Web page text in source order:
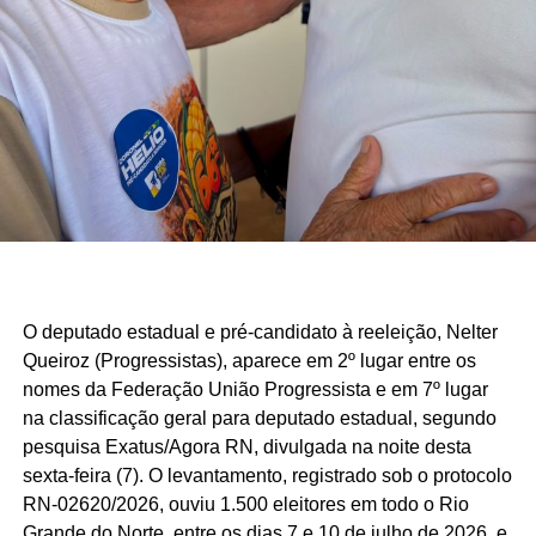
O deputado estadual e pré-candidato à reeleição, Nelter
Queiroz (Progressistas), aparece em 2º lugar entre os
nomes da Federação União Progressista e em 7º lugar
na classificação geral para deputado estadual, segundo
pesquisa Exatus/Agora RN, divulgada na noite desta
sexta-feira (7). O levantamento, registrado sob o protocolo
RN-02620/2026, ouviu 1.500 eleitores em todo o Rio